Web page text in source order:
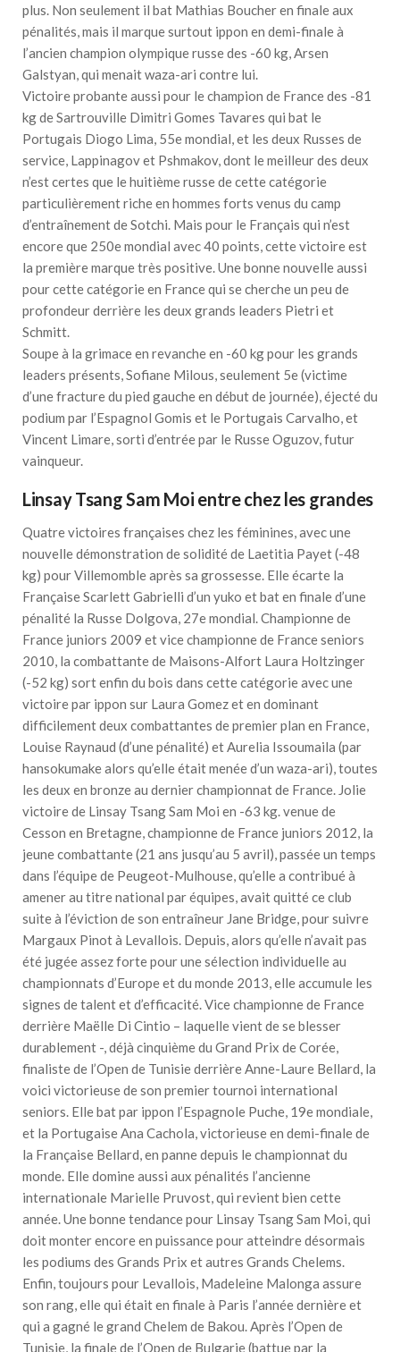
plus. Non seulement il bat Mathias Boucher en finale aux
pénalités, mais il marque surtout ippon en demi-finale à
l’ancien champion olympique russe des -60 kg, Arsen
Galstyan, qui menait waza-ari contre lui.
Victoire probante aussi pour le champion de France des -81
kg de Sartrouville Dimitri Gomes Tavares qui bat le
Portugais Diogo Lima, 55e mondial, et les deux Russes de
service, Lappinagov et Pshmakov, dont le meilleur des deux
n’est certes que le huitième russe de cette catégorie
particulièrement riche en hommes forts venus du camp
d’entraînement de Sotchi. Mais pour le Français qui n’est
encore que 250e mondial avec 40 points, cette victoire est
la première marque très positive. Une bonne nouvelle aussi
pour cette catégorie en France qui se cherche un peu de
profondeur derrière les deux grands leaders Pietri et
Schmitt.
Soupe à la grimace en revanche en -60 kg pour les grands
leaders présents, Sofiane Milous, seulement 5e (victime
d’une fracture du pied gauche en début de journée), éjecté du
podium par l’Espagnol Gomis et le Portugais Carvalho, et
Vincent Limare, sorti d’entrée par le Russe Oguzov, futur
vainqueur.
Linsay Tsang Sam Moi entre chez les grandes
Quatre victoires françaises chez les féminines, avec une
nouvelle démonstration de solidité de Laetitia Payet (-48
kg) pour Villemomble après sa grossesse. Elle écarte la
Française Scarlett Gabrielli d’un yuko et bat en finale d’une
pénalité la Russe Dolgova, 27e mondial. Championne de
France juniors 2009 et vice championne de France seniors
2010, la combattante de Maisons-Alfort Laura Holtzinger
(-52 kg) sort enfin du bois dans cette catégorie avec une
victoire par ippon sur Laura Gomez et en dominant
difficilement deux combattantes de premier plan en France,
Louise Raynaud (d’une pénalité) et Aurelia Issoumaila (par
hansokumake alors qu’elle était menée d’un waza-ari), toutes
les deux en bronze au dernier championnat de France. Jolie
victoire de Linsay Tsang Sam Moi en -63 kg. venue de
Cesson en Bretagne, championne de France juniors 2012, la
jeune combattante (21 ans jusqu’au 5 avril), passée un temps
dans l’équipe de Peugeot-Mulhouse, qu’elle a contribué à
amener au titre national par équipes, avait quitté ce club
suite à l’éviction de son entraîneur Jane Bridge, pour suivre
Margaux Pinot à Levallois. Depuis, alors qu’elle n’avait pas
été jugée assez forte pour une sélection individuelle au
championnats d’Europe et du monde 2013, elle accumule les
signes de talent et d’efficacité. Vice championne de France
derrière Maëlle Di Cintio – laquelle vient de se blesser
durablement -, déjà cinquième du Grand Prix de Corée,
finaliste de l’Open de Tunisie derrière Anne-Laure Bellard, la
voici victorieuse de son premier tournoi international
seniors. Elle bat par ippon l’Espagnole Puche, 19e mondiale,
et la Portugaise Ana Cachola, victorieuse en demi-finale de
la Française Bellard, en panne depuis le championnat du
monde. Elle domine aussi aux pénalités l’ancienne
internationale Marielle Pruvost, qui revient bien cette
année. Une bonne tendance pour Linsay Tsang Sam Moi, qui
doit monter encore en puissance pour atteindre désormais
les podiums des Grands Prix et autres Grands Chelems.
Enfin, toujours pour Levallois, Madeleine Malonga assure
son rang, elle qui était en finale à Paris l’année dernière et
qui a gagné le grand Chelem de Bakou. Après l’Open de
Tunisie, la finale de l’Open de Bulgarie (battue par la